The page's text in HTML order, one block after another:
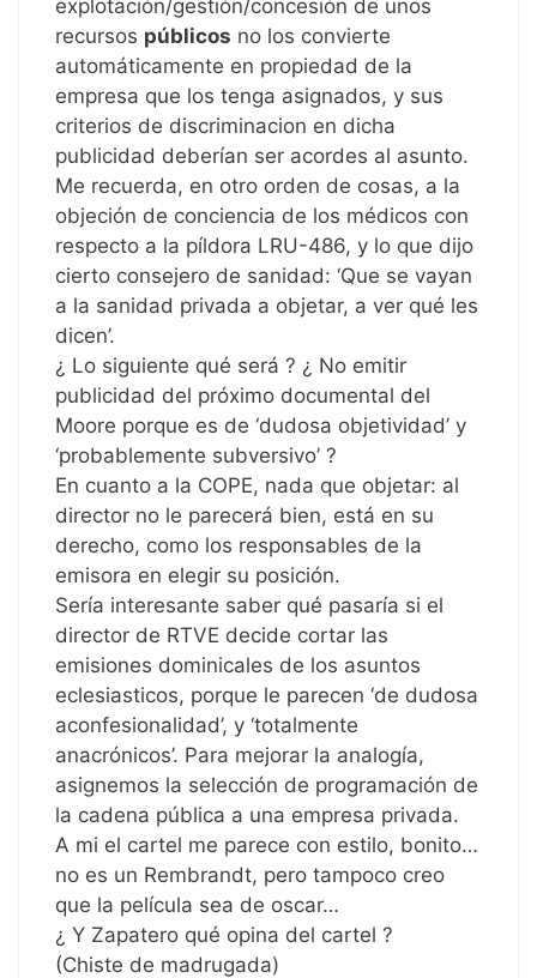
explotación/gestión/concesión de unos
recursos públicos no los convierte
automáticamente en propiedad de la
empresa que los tenga asignados, y sus
criterios de discriminacion en dicha
publicidad deberían ser acordes al asunto.
Me recuerda, en otro orden de cosas, a la
objeción de conciencia de los médicos con
respecto a la píldora LRU-486, y lo que dijo
cierto consejero de sanidad: ‘Que se vayan
a la sanidad privada a objetar, a ver qué les
dicen’.
¿ Lo siguiente qué será ? ¿ No emitir
publicidad del próximo documental del
Moore porque es de ‘dudosa objetividad’ y
‘probablemente subversivo’ ?
En cuanto a la COPE, nada que objetar: al
director no le parecerá bien, está en su
derecho, como los responsables de la
emisora en elegir su posición.
Sería interesante saber qué pasaría si el
director de RTVE decide cortar las
emisiones dominicales de los asuntos
eclesiasticos, porque le parecen ‘de dudosa
aconfesionalidad’, y ‘totalmente
anacrónicos’. Para mejorar la analogía,
asignemos la selección de programación de
la cadena pública a una empresa privada.
A mi el cartel me parece con estilo, bonito…
no es un Rembrandt, pero tampoco creo
que la película sea de oscar…
¿ Y Zapatero qué opina del cartel ?
(Chiste de madrugada)